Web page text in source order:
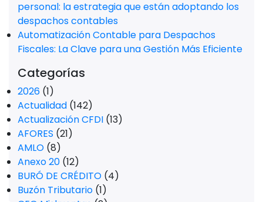
personal: la estrategia que están adoptando los
despachos contables
Automatización Contable para Despachos
Fiscales: La Clave para una Gestión Más Eficiente
Categorías
2026 (1)
Actualidad (142)
Actualización CFDI (13)
AFORES (21)
AMLO (8)
Anexo 20 (12)
BURÓ DE CRÉDITO (4)
Buzón Tributario (1)